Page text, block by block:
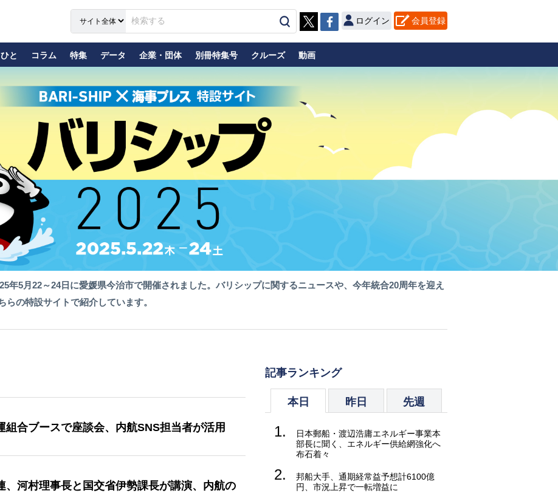
ログイン 会員登録
ひと コラム 特集 データ 企業・団体 別冊特集号 クルーズ 動画
年5月22～24日に愛媛県今治市で開催されました。バリシップに関するニュースや、今年統合20周年を迎え
の特設サイトで紹介しています。
組合ブースで座談会、内航SNS担当者が活用
、河村理事長と国交省伊勢課長が講演、内航の
記事ランキング
本日 昨日 先週
1.
日本郵船・渡辺浩庸エネルギー事業本
部長に聞く、エネルギー供給網強化へ
布石着々
2.
邦船大手、通期経常益予想計6100億
円、市況上昇で一転増益に